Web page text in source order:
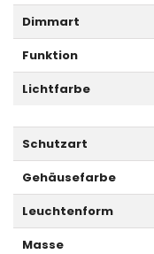
Dimmart
Funktion
Lichtfarbe
Schutzart
Gehäusefarbe
Leuchtenform
Masse